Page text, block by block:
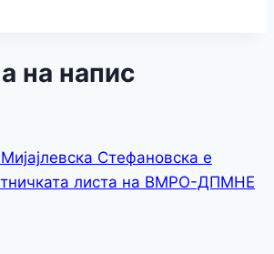
на напис
Стефановска е
листа на ВМРО-ДПМНЕ